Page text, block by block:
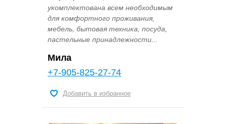
укомплектована всем необходимым
для комфортного проживания,
мебель, бытовая техника, посуда,
пастельные принадлежности...
Мила
+7-905-825-27-74
Добавить в избранное